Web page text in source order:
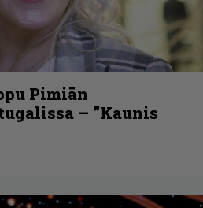
Pimiän
– ”Kaunis